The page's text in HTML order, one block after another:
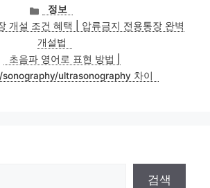
카
테
고
리
정보
개설 조건 혜택 | 압류금지 전용통장 완벽
개설법
초음파 영어로 표현 방법 |
ultrasonography 차이
검색